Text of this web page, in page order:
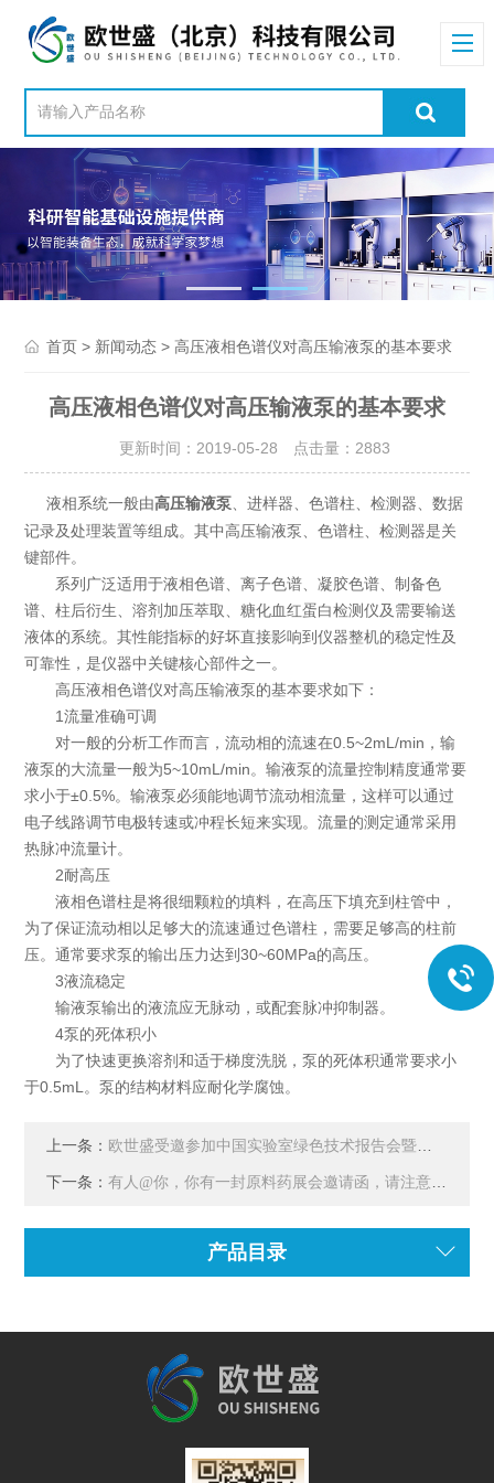
首页 > 新闻动态 > 高压液相色谱仪对高压输液泵的基本要求
高压液相色谱仪对高压输液泵的基本要求
更新时间：2019-05-28 点击量： 2883
液相系统一般由高压输液泵 、进样器、色谱柱、检测器、数据
记录及处理装置等组成。其中高压输液泵、色谱柱、检测器是关
键部件。
系列广泛适用于液相色谱、离子色谱、凝胶色谱、制备色
谱、柱后衍生、溶剂加压萃取、糖化血红蛋白检测仪及需要输送
液体的系统。其性能指标的好坏直接影响到仪器整机的稳定性及
可靠性，是仪器中关键核心部件之一。
高压液相色谱仪对高压输液泵的基本要求如下：
1流量准确可调
对一般的分析工作而言，流动相的流速在0.5~2mL/min，输
液泵的大流量一般为5~10mL/min。输液泵的流量控制精度通常要
求小于±0.5%。输液泵必须能地调节流动相流量，这样可以通过
电子线路调节电极转速或冲程长短来实现。流量的测定通常采用
热脉冲流量计。
2耐高压
液相色谱柱是将很细颗粒的填料，在高压下填充到柱管中，
为了保证流动相以足够大的流速通过色谱柱，需要足够高的柱前
压。通常要求泵的输出压力达到30~60MPa的高压。
3液流稳定
输液泵输出的液流应无脉动，或配套脉冲抑制器。
4泵的死体积小
为了快速更换溶剂和适于梯度洗脱，泵的死体积通常要求小
于0.5mL。泵的结构材料应耐化学腐蚀。
上一条： 欧世盛受邀参加中国实验室绿色技术报告会暨展览会
下一条：有人@你，你有一封原料药展会邀请函，请注意查收
产品目录